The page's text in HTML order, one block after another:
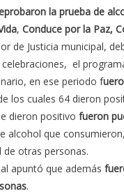
la prueba de
, Conduce por la Paz,
de Justicia municipal,
el
en ese periodo f
los cuales 64 dieron
dieron positivo fueron
alcohol que
otras personas.
apuntó que además
.